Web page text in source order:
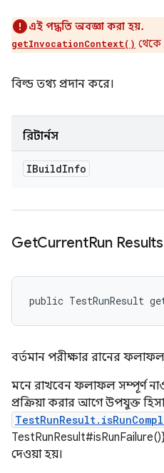
এই পদ্ধতি অবজ্ঞা করা হয়.
getInvocationContext() থেকে
বিল্ড তথ্য প্রদান করে।
রিটার্নস
IBuildInfo
GetCurrentRun Results
public TestRunResult
বর্তমান পরীক্ষার রানের
মনে রাখবেন ফলাফল সম্পূর্ণ
প্রক্রিয়া করার আগে উপযুক্ত
দেওয়া হয়।